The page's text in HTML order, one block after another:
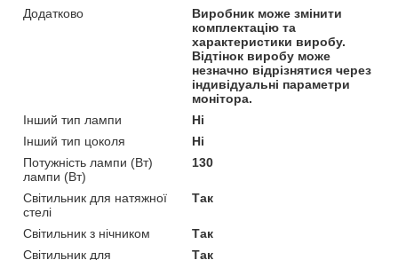
Додатково
Виробник може змінити
комплектацію та
характеристики виробу.
Відтінок виробу може
незначно відрізнятися через
індивідуальні параметри
монітора.
Інший тип лампи
Ні
Інший тип цоколя
Ні
Потужність лампи (Вт)
лампи (Вт)
130
Світильник для натяжної
стелі
Так
Світильник з нічником
Так
Світильник для
Так